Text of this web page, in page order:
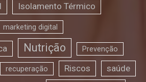
Isolamento Térmico
marketing digital
Nutrição Prevenção
recuperação Riscos saúde